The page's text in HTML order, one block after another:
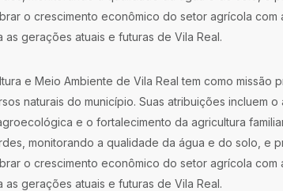
o crescimento econômico do setor agrícola
gerações atuais e futuras de Vila Real.
e Meio Ambiente de Vila Real tem como
naturais do município. Suas atribuições incluem
e o fortalecimento da agricultura
monitorando a qualidade da água e do solo, e
o crescimento econômico do setor agrícola
gerações atuais e futuras de Vila Real.